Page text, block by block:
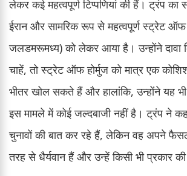
लेकर कई महत्वपूर्ण टिप्पणियां की हैं। ट्रंप का
ईरान और सामरिक रूप से महत्वपूर्ण स्ट्रेट ऑफ
जलडमरूमध्य) को लेकर आया है। उन्होंने दावा
चाहें, तो स्ट्रेट ऑफ होर्मुज को मात्र एक
भीतर खोल सकते हैं और हालांकि, उन्होंने यह
इस मामले में कोई जल्दबाजी नहीं है। ट्रंप ने
चुनावों की बात कर रहे हैं, लेकिन वह अपने
तरह से धैर्यवान हैं और उन्हें किसी भी प्रकार